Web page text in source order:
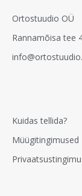
Ortostuudio OÜ
Rannamõisa tee
Kuidas tellida?
Müügitingimused